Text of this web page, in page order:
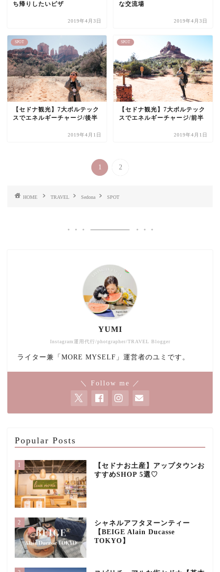
ち帰りしたいピザ
2019年4月3日
な交流場
2019年4月3日
SPOT
【セドナ観光】7大ボルテック
スでエネルギーチャージ/後半
2019年4月1日
SPOT
【セドナ観光】7大ボルテック
スでエネルギーチャージ/前半
2019年4月1日
1 2
HOME TRAVEL Sedona SPOT
Instagram運用代行/photgrapher/TRAVEL Blogger
YUMI
ライター兼「MORE MYSELF」運営者のユミです。
＼ Follow me ／
Popular Posts
1
【セドナお土産】アップタウンお
すすめSHOP 5選♡
2
シャネルアフタヌーンティー
【BEIGE Alain Ducasse
TOKYO】